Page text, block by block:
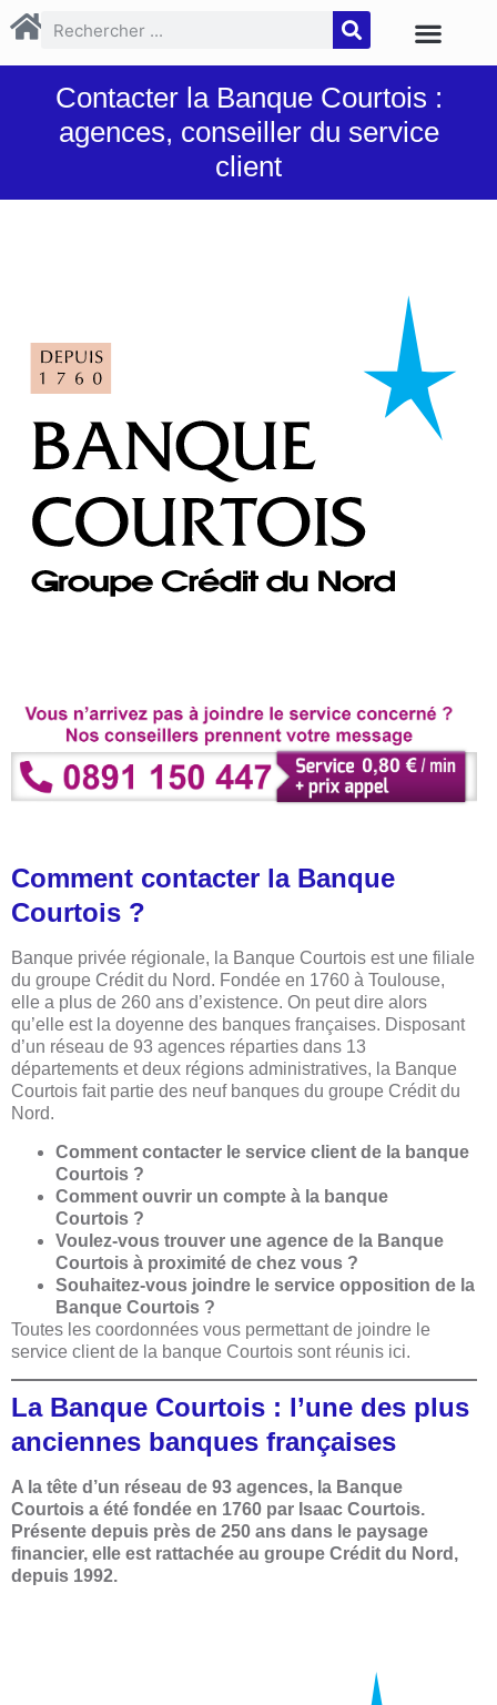
Contacter la Banque Courtois :
agences, conseiller du service
client
Comment contacter la Banque
Courtois ?
Banque privée régionale, la Banque Courtois est une filiale
du groupe Crédit du Nord. Fondée en 1760 à Toulouse,
elle a plus de 260 ans d’existence. On peut dire alors
qu’elle est la doyenne des banques françaises. Disposant
d’un réseau de 93 agences réparties dans 13
départements et deux régions administratives, la Banque
Courtois fait partie des neuf banques du groupe Crédit du
Nord.
Comment contacter le service client de la banque
Courtois ?
Comment ouvrir un compte à la banque
Courtois ?
Voulez-vous trouver une agence de la Banque
Courtois à proximité de chez vous ?
Souhaitez-vous joindre le service opposition de la
Banque Courtois ?
Toutes les coordonnées vous permettant de joindre le
service client de la banque Courtois sont réunis ici.
La Banque Courtois : l’une des plus
anciennes banques françaises
A la tête d’un réseau de 93 agences, la Banque
Courtois a été fondée en 1760 par Isaac Courtois.
Présente depuis près de 250 ans dans le paysage
financier, elle est rattachée au groupe Crédit du Nord,
depuis 1992.